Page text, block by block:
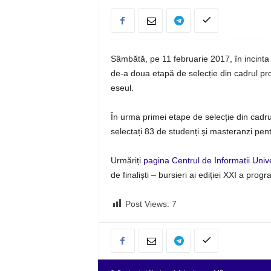
Sâmbătă, pe 11 februarie 2017, în
de-a doua etapă de selecție din cadrul
eseul.
În urma primei etape de selecție din
selectați 83 de studenți și masteranzi
Urmăriți pagina Centrul de Informatii
de finaliști – bursieri ai ediției XXI a
Post Views: 7